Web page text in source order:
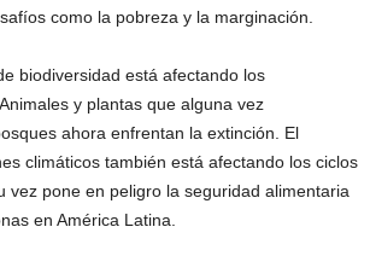
como la pobreza y la marginación.
biodiversidad está afectando los
y plantas que alguna vez
ahora enfrentan la extinción. El
climáticos también está afectando los ciclos
vez pone en peligro la seguridad alimentaria
en América Latina.